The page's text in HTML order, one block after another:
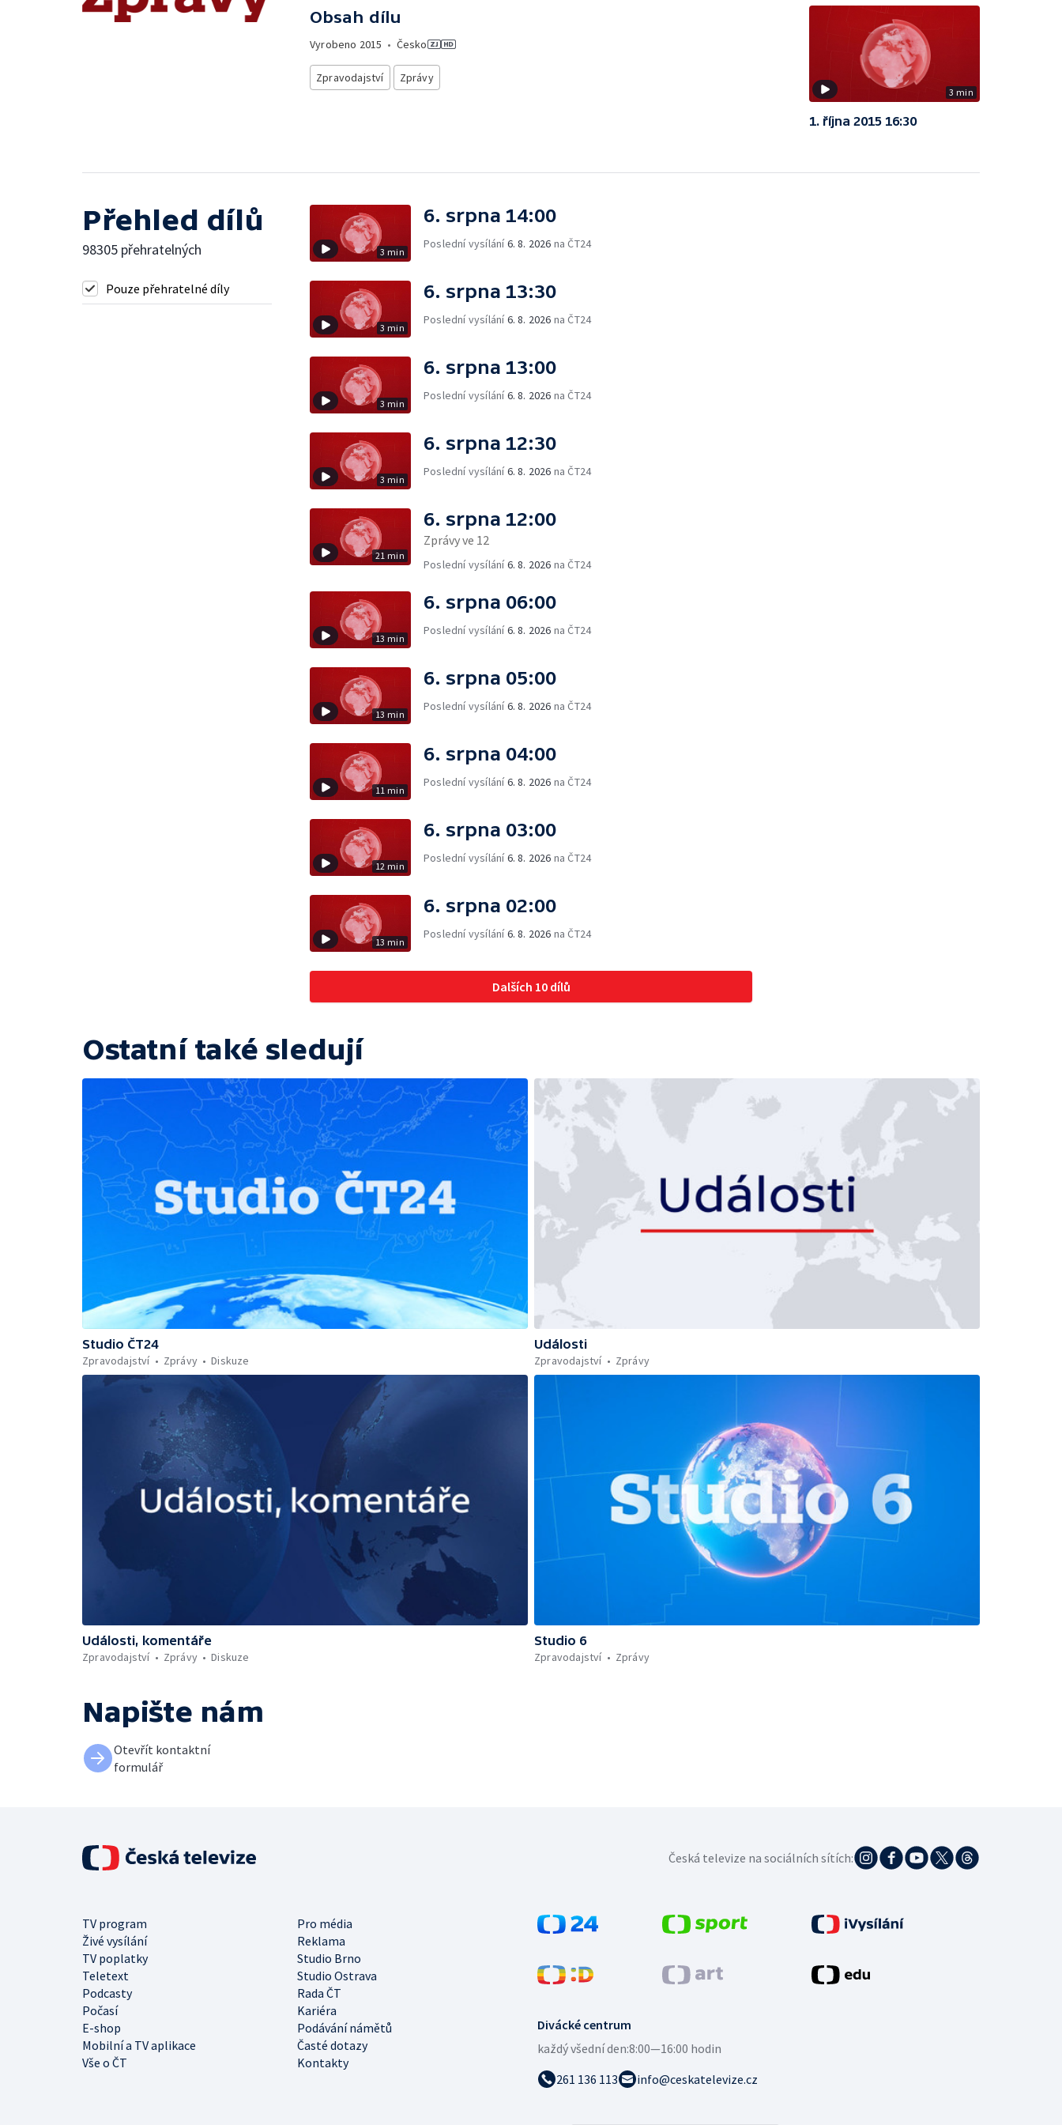
Obsah dílu
Vyrobeno 2015 • Česko
Zpravodajství Zprávy
3 min
1. října 2015 16:30
Přehled dílů
98305 přehratelných
Pouze přehratelné díly
3 min
6. srpna 14:00
Poslední vysílání6. 8. 2026 na ČT24
3 min
6. srpna 13:30
Poslední vysílání6. 8. 2026 na ČT24
3 min
6. srpna 13:00
Poslední vysílání6. 8. 2026 na ČT24
3 min
6. srpna 12:30
Poslední vysílání6. 8. 2026 na ČT24
21 min
6. srpna 12:00
Zprávy ve 12
Poslední vysílání6. 8. 2026 na ČT24
13 min
6. srpna 06:00
Poslední vysílání6. 8. 2026 na ČT24
13 min
6. srpna 05:00
Poslední vysílání6. 8. 2026 na ČT24
11 min
6. srpna 04:00
Poslední vysílání6. 8. 2026 na ČT24
12 min
6. srpna 03:00
Poslední vysílání6. 8. 2026 na ČT24
13 min
6. srpna 02:00
Poslední vysílání6. 8. 2026 na ČT24
Dalších 10 dílů
Ostatní také sledují
Studio ČT24
Zpravodajství
Zprávy Diskuze
Události
Zpravodajství
Zprávy
Události, komentáře
Zpravodajství
Zprávy Diskuze
Studio 6
Zpravodajství
Zprávy
Napište nám
Otevřít kontaktní
formulář
Divácké centrum
každý všední den:8:00—16:00 hodin
261 136 113
info@ceskatelevize.cz
TV program
Pro média
Živé vysílání
Reklama
TV poplatky
Studio Brno
Teletext
Studio Ostrava
Podcasty
Rada ČT
Počasí
Kariéra
E-shop
Podávání námětů
Mobilní a TV aplikace
Časté dotazy
Vše o ČT
Kontakty
Česká televize na sociálních sítích: